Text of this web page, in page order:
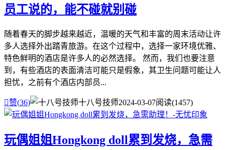
员工说的，能不碰就别碰
随着春天的脚步越来越近，温暖的天气和丰富的周末活动让许
多人选择外出踏青旅游。在这个过程中，选择一家环境优雅、
特色鲜明的酒店是许多人的必然选择。 然而，我们也要注意
到，有些酒店的表面清洁可能只是假象，其卫生问题可能让人
担忧，之前有个酒店内部员...
赞(36) 十八号技师2024-03-07阅读(1457)
玩偶姐姐Hongkong doll累到发烧，急需